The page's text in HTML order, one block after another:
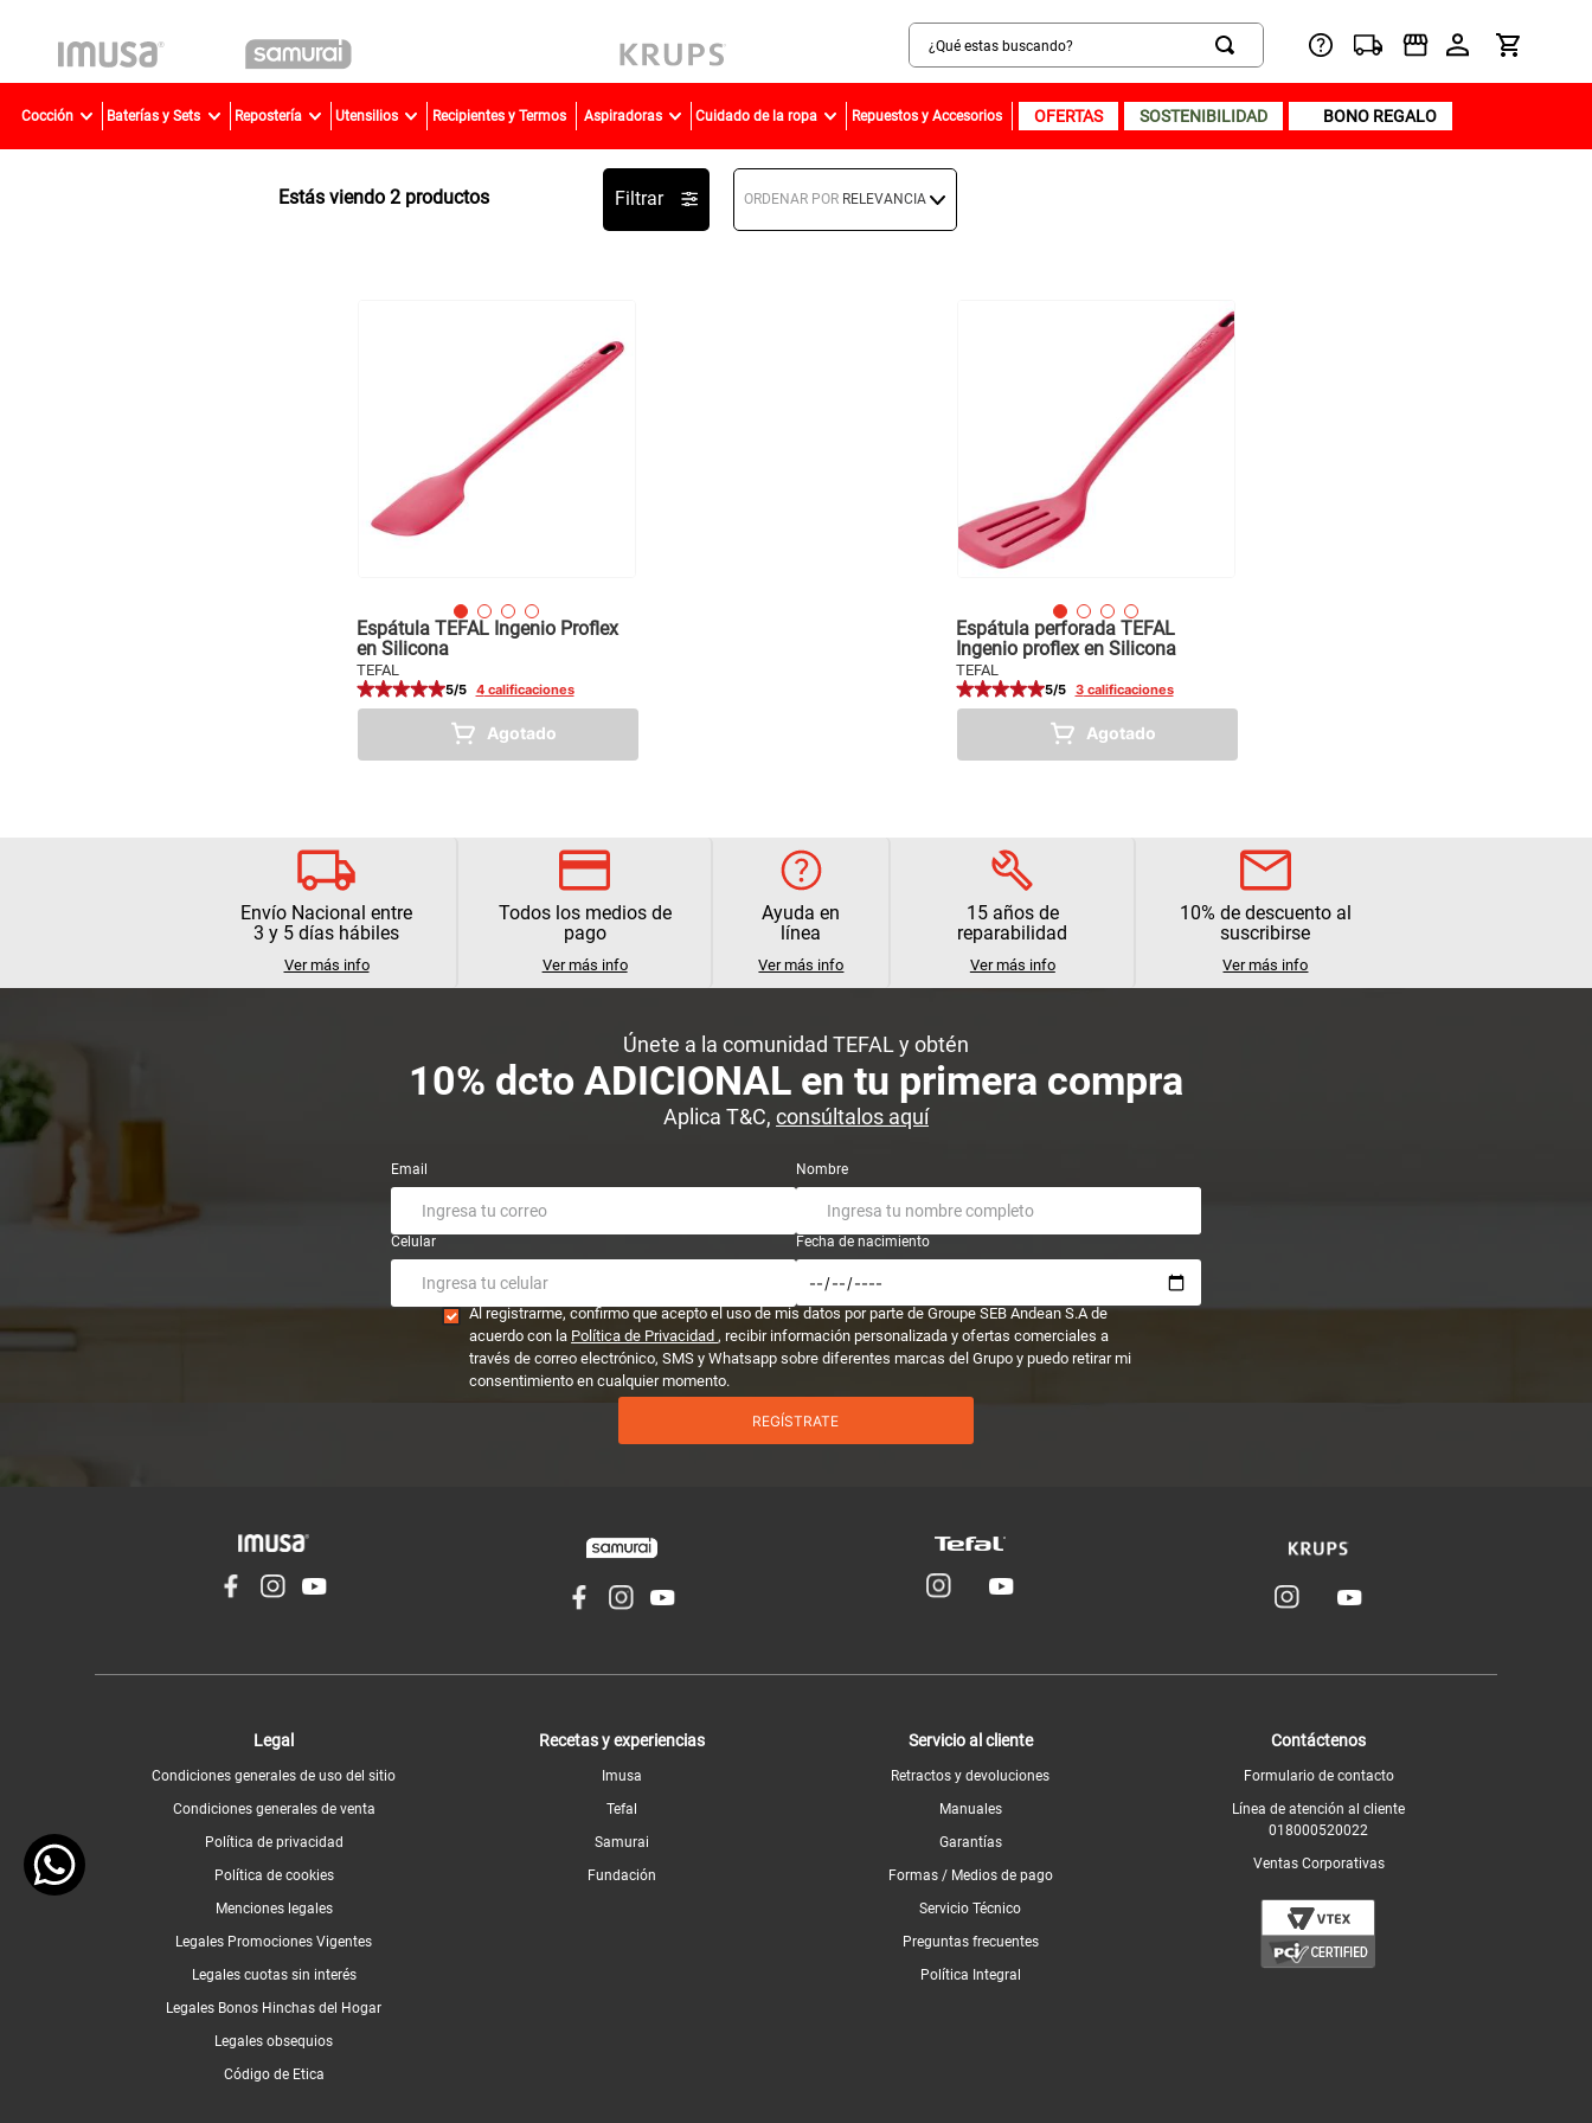
¿Qué estas buscando?
Cocción Baterías y Sets Repostería Utensilios Recipientes y Termos Aspiradoras Cuidado de la ropa Repuestos y Accesorios OFERTAS SOSTENIBILIDAD BONO REGALO
2 productos Filtrar ORDENAR POR RELEVANCIA
Espátula TEFAL Ingenio Proflex
en Silicona
TEFAL
5/5 4calificaciones
Agotado
Espátula perforada TEFAL
Ingenio proflex en Silicona
TEFAL
5/5 3calificaciones
Agotado
Envío Nacional entre
3 y 5 días hábiles
Ver más info
Todos los medios de
pago
Ver más info
Ayuda en
línea
Ver más info
15 años de
reparabilidad
Ver más info
10% de descuento al
suscribirse
Ver más info
Únete a la comunidad TEFAL y obtén
10% dcto ADICIONAL en tu primera compra
Aplica T&C, consúltalos aquí
Email Nombre
Celular Fecha de nacimiento
Al registrarme, confirmo que acepto el uso de mis datos por parte de Groupe SEB Andean S.A de
acuerdo con la Política de Privacidad, recibir información personalizada y ofertas comerciales a
través de correo electrónico, SMS y Whatsapp sobre diferentes marcas del Grupo y puedo retirar mi
consentimiento en cualquier momento.
REGÍSTRATE
Legal
Condiciones generales de uso del sitio
Condiciones generales de venta
Política de privacidad
Política de cookies
Menciones legales
Legales Promociones Vigentes
Legales cuotas sin interés
Legales Bonos Hinchas del Hogar
Legales obsequios
Código de Etica
Recetas y experiencias
Imusa
Tefal
Samurai
Fundación
Servicio al cliente
Retractos y devoluciones
Manuales
Garantías
Formas / Medios de pago
Servicio Técnico
Preguntas frecuentes
Política Integral
Contáctenos
Formulario de contacto
Línea de atención al cliente
018000520022
Ventas Corporativas
1.
sartenes
licuadora
cafetera
9